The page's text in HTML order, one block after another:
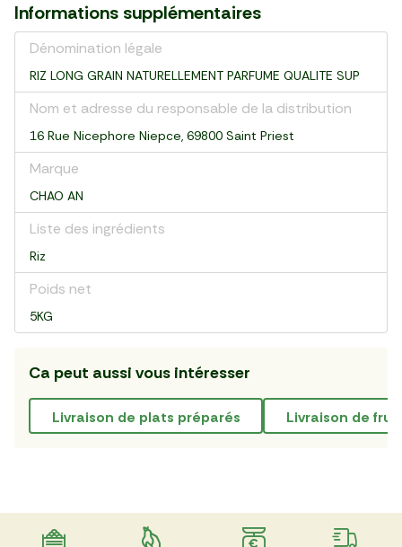
Informations supplémentaires
Dénomination légale
RIZ LONG GRAIN NATURELLEMENT PARFUME QUALITE SUP
Nom et adresse du responsable de la distribution
16 Rue Nicephore Niepce, 69800 Saint Priest
Marque
CHAO AN
Liste des ingrédients
Riz
Poids net
5KG
Ca peut aussi vous intéresser
livraison de plats préparés Livraison de